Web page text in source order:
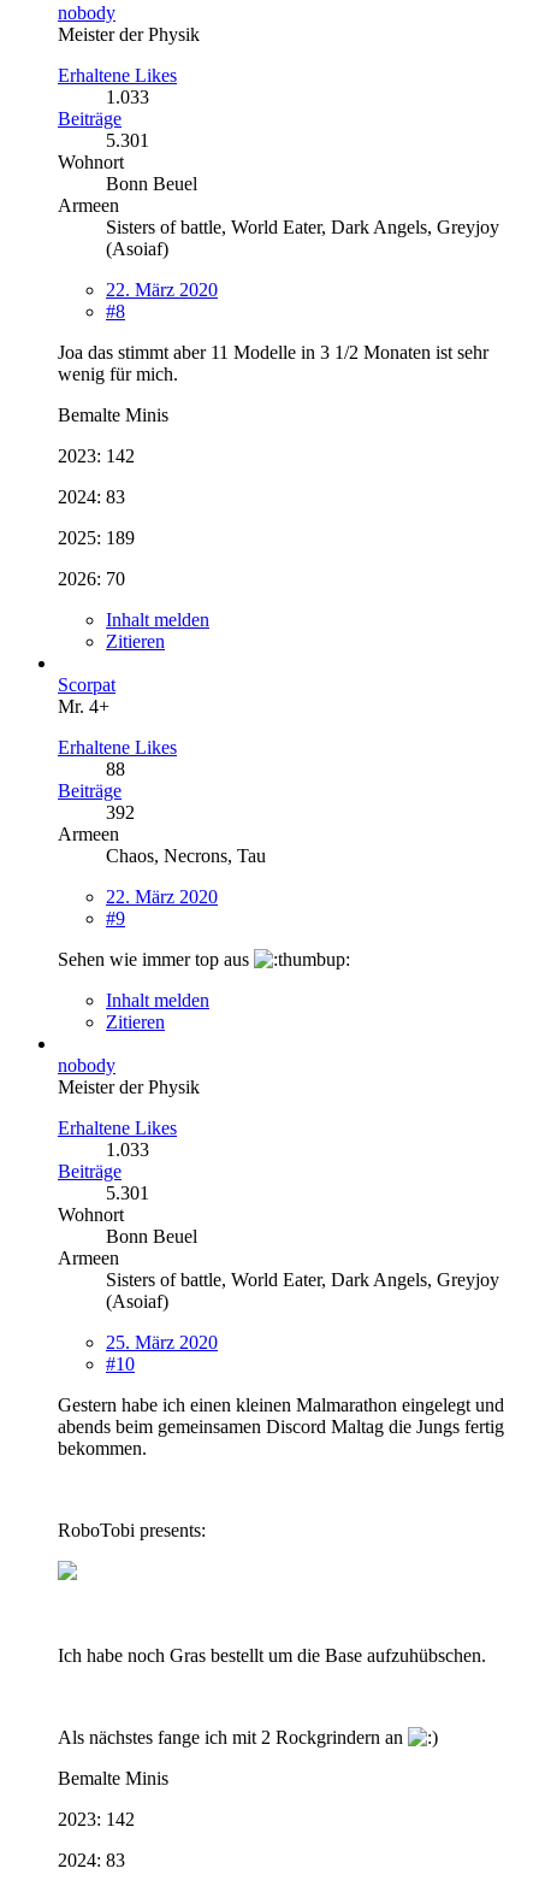
nobody
Meister der Physik
Erhaltene Likes
1.033
Beiträge
5.301
Wohnort
Bonn Beuel
Armeen
Sisters of battle, World Eater, Dark Angels, Greyjoy
(Asoiaf)
22. März 2020
#8
Joa das stimmt aber 11 Modelle in 3 1/2 Monaten ist sehr
wenig für mich.
Bemalte Minis
2023: 142
2024: 83
2025: 189
2026: 70
Inhalt melden
Zitieren
Scorpat
Mr. 4+
Erhaltene Likes
88
Beiträge
392
Armeen
Chaos, Necrons, Tau
22. März 2020
#9
Sehen wie immer top aus
Inhalt melden
Zitieren
nobody
Meister der Physik
Erhaltene Likes
1.033
Beiträge
5.301
Wohnort
Bonn Beuel
Armeen
Sisters of battle, World Eater, Dark Angels, Greyjoy
(Asoiaf)
25. März 2020
#10
Gestern habe ich einen kleinen Malmarathon eingelegt und
abends beim gemeinsamen Discord Maltag die Jungs fertig
bekommen.
RoboTobi presents:
Ich habe noch Gras bestellt um die Base aufzuhübschen.
Als nächstes fange ich mit 2 Rockgrindern an
Bemalte Minis
2023: 142
2024: 83